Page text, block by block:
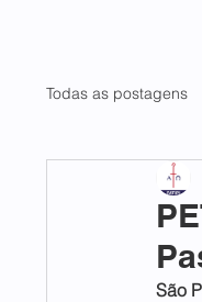
Todas as postagens
São